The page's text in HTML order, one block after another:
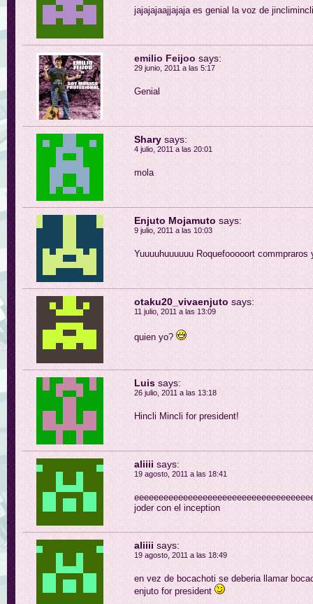
jajajajaajjajaja es genial la voz de
emilio Feijoo says:
29 junio, 2011 a las 5:17
Genial
Shary says:
4 julio, 2011 a las 20:01
mola
Enjuto Mojamuto says:
9 julio, 2011 a las 10:03
Yuuuuhuuuuuu Roquefooooort
otaku20_vivaenjuto says:
11 julio, 2011 a las 13:09
quien yo?
Luis says:
26 julio, 2011 a las 13:18
Hincli Mincli for president!
aliiii says:
19 agosto, 2011 a las 18:41
joder con el inception
aliiii says:
19 agosto, 2011 a las 18:49
en vez de bocachoti se deberia llamar
enjuto for president